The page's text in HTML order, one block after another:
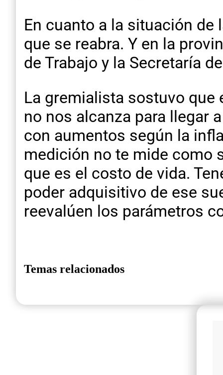
En cuanto a la situación de
que se reabra. Y en la
de Trabajo y la Secretaría
La gremialista sostuvo que
no nos alcanza para llegar
con aumentos según la
medición no te mide como
que es el costo de vida.
poder adquisitivo de ese
reevalúen los parámetros
Temas relacionados